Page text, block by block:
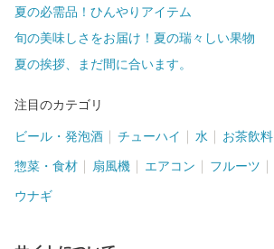
夏の必需品！ひんやりアイテム
旬の美味しさをお届け！夏の瑞々しい果物
夏の挨拶、まだ間に合います。
注目のカテゴリ
ビール・発泡酒 チューハイ 水 お茶飲料
惣菜・食材 扇風機 エアコン フルーツ
ウナギ